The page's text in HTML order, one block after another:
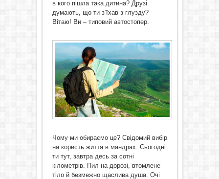
в кого пішла така дитина? Друзі
думають, що ти з’їхав з глузду?
Вітаю! Ви – типовий автостопер.
Чому ми обираємо це? Свідомий вибір
на користь життя в мандрах. Сьогодні
ти тут, завтра десь за сотні
кілометрів. Пил на дорозі, втомлене
тіло й безмежно щаслива душа. Очі